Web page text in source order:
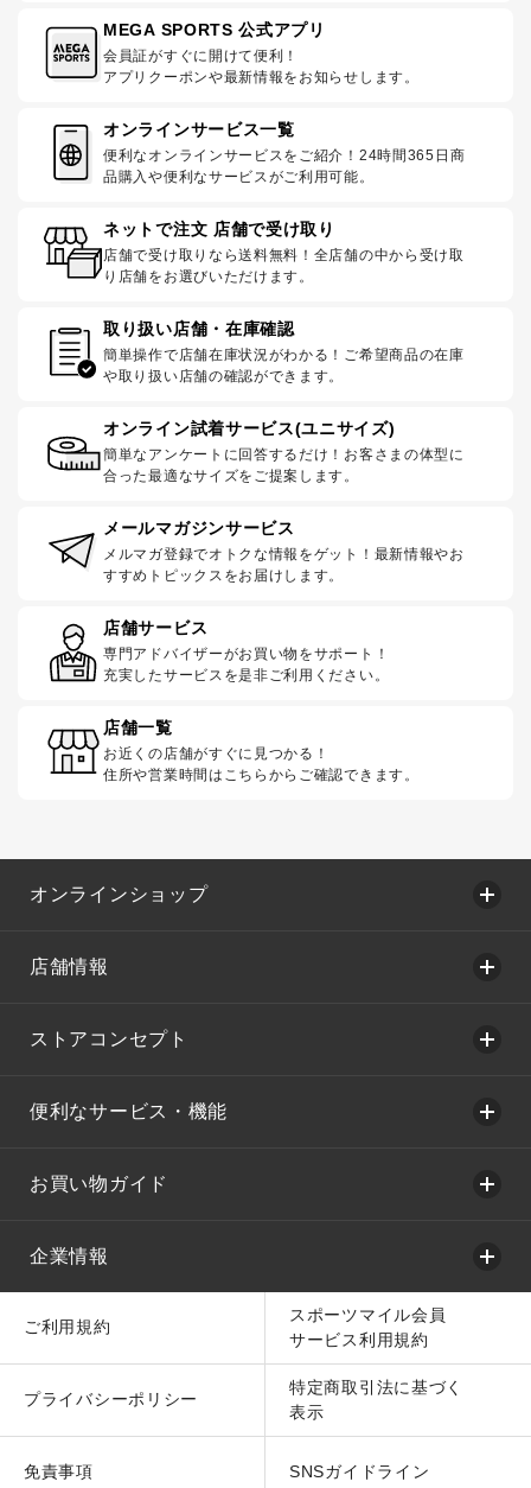
MEGA SPORTS 公式アプリ
会員証がすぐに開けて便利！
アプリクーポンや最新情報をお知らせします。
オンラインサービス一覧
便利なオンラインサービスをご紹介！24時間365日商
品購入や便利なサービスがご利用可能。
ネットで注文 店舗で受け取り
店舗で受け取りなら送料無料！全店舗の中から受け取
り店舗をお選びいただけます。
取り扱い店舗・在庫確認
簡単操作で店舗在庫状況がわかる！ご希望商品の在庫
や取り扱い店舗の確認ができます。
オンライン試着サービス(ユニサイズ)
簡単なアンケートに回答するだけ！お客さまの体型に
合った最適なサイズをご提案します。
メールマガジンサービス
メルマガ登録でオトクな情報をゲット！最新情報やお
すすめトピックスをお届けします。
店舗サービス
専門アドバイザーがお買い物をサポート！
充実したサービスを是非ご利用ください。
店舗一覧
お近くの店舗がすぐに見つかる！
住所や営業時間はこちらからご確認できます。
オンラインショップ
店舗情報
ストアコンセプト
便利なサービス・機能
お買い物ガイド
企業情報
ご利用規約
スポーツマイル会員
サービス利用規約
プライバシーポリシー
特定商取引法に基づく
表示
免責事項 SNSガイドライン